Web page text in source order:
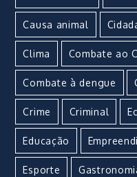
Causa animal
Clima Combate ao
Combate à dengue
Crime Criminal
Educação
Esporte